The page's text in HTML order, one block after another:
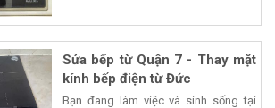
Sửa bếp từ Quận 7 - Thay mặt
kính bếp điện từ Đức
Bạn đang làm việc và sinh sống tại